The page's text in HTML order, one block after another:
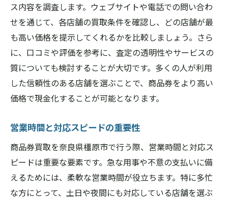
ス内容を調査します。ウェブサイトや電話での問い合わ
せを通じて、各店舗の買取条件を確認し、どの店舗が最
も高い価格を提示してくれるかを比較しましょう。さら
に、口コミや評価を参考に、査定の透明性やサービスの
質についても検討することが大切です。多くの人が利用
した信頼性のある店舗を選ぶことで、商品券をより高い
価格で現金化することが可能となります。
営業時間と対応スピードの重要性
商品券買取を奈良県橿原市で行う際、営業時間と対応ス
ピードは重要な要素です。急な用事や不意の支払いに備
えるためには、柔軟な営業時間が役立ちます。特に多忙
な方にとって、土日や夜間にも対応している店舗を選ぶ